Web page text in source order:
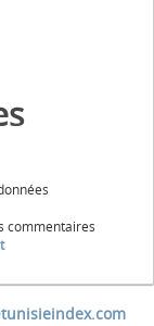
commentaires